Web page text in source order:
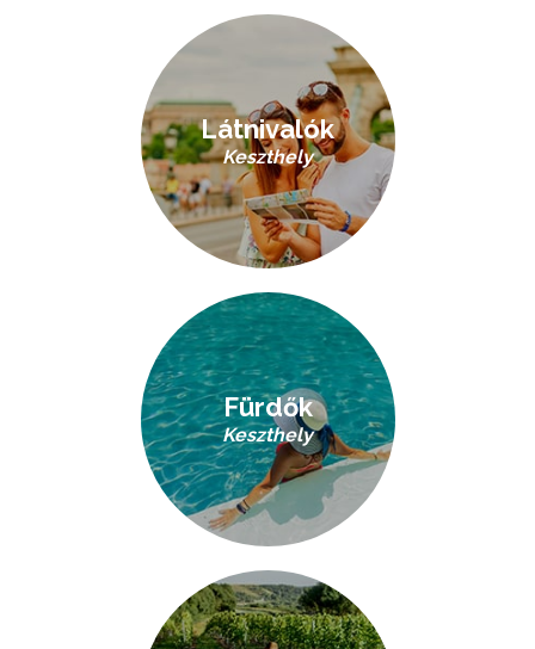
Látnivalók
Keszthely
Fürdők
Keszthely